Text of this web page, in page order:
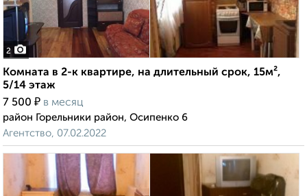
2
Комната в 2-к квартире, на длительный срок, 15м²,
5/14 этаж
7 500 ₽ в месяц
район Горельники район, Осипенко 6
Агентство, 07.02.2022